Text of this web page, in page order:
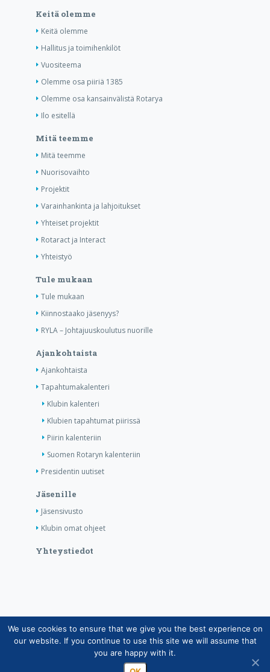
Keitä olemme
Keitä olemme
Hallitus ja toimihenkilöt
Vuositeema
Olemme osa piiriä 1385
Olemme osa kansainvälistä Rotarya
Ilo esitellä
Mitä teemme
Mitä teemme
Nuorisovaihto
Projektit
Varainhankinta ja lahjoitukset
Yhteiset projektit
Rotaract ja Interact
Yhteistyö
Tule mukaan
Tule mukaan
Kiinnostaako jäsenyys?
RYLA – Johtajuuskoulutus nuorille
Ajankohtaista
Ajankohtaista
Tapahtumakalenteri
Klubin kalenteri
Klubien tapahtumat piirissä
Piirin kalenteriin
Suomen Rotaryn kalenteriin
Presidentin uutiset
Jäsenille
Jäsensivusto
Klubin omat ohjeet
Yhteystiedot
Copyright © Suomen Rotarypalvelu ry 2026 |
Jäsentietojärjestelmän tietosuojaseloste|Henkilötietojen
käsittely Rotarytoiminnassa
We use cookies to ensure that we give you the best experience on
our website. If you continue to use this site we will assume that
you are happy with it.